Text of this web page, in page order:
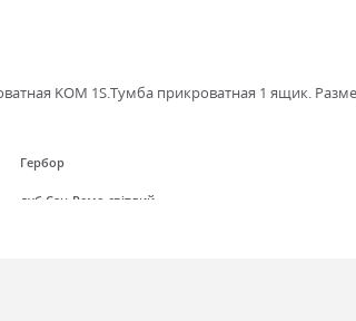
KOM 1S.Тумба прикроватная 1 ящик.
Гербор
дуб Сан-Ремо світлий